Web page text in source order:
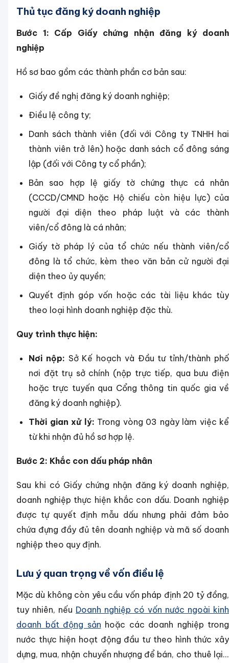
Thủ tục đăng ký doanh nghiệp
Bước 1: Cấp Giấy chứng nhận đăng ký doanh
nghiệp
Hồ sơ bao gồm các thành phần cơ bản sau:
Giấy đề nghị đăng ký doanh nghiệp;
Điều lệ công ty;
Danh sách thành viên (đối với Công ty TNHH hai
thành viên trở lên) hoặc danh sách cổ đông sáng
lập (đối với Công ty cổ phần);
Bản sao hợp lệ giấy tờ chứng thực cá nhân
(CCCD/CMND hoặc Hộ chiếu còn hiệu lực) của
người đại diện theo pháp luật và các thành
viên/cổ đông là cá nhân;
Giấy tờ pháp lý của tổ chức nếu thành viên/cổ
đông là tổ chức, kèm theo văn bản cử người đại
diện theo ủy quyền;
Quyết định góp vốn hoặc các tài liệu khác tùy
theo loại hình doanh nghiệp đặc thù.
Quy trình thực hiện:
Nơi nộp: Sở Kế hoạch và Đầu tư tỉnh/thành phố
nơi đặt trụ sở chính (nộp trực tiếp, qua bưu điện
hoặc trực tuyến qua Cổng thông tin quốc gia về
đăng ký doanh nghiệp).
Thời gian xử lý: Trong vòng 03 ngày làm việc kể
từ khi nhận đủ hồ sơ hợp lệ.
Bước 2: Khắc con dấu pháp nhân
Sau khi có Giấy chứng nhận đăng ký doanh nghiệp,
doanh nghiệp thực hiện khắc con dấu. Doanh nghiệp
được tự quyết định mẫu dấu nhưng phải đảm bảo
chứa đựng đầy đủ tên doanh nghiệp và mã số doanh
nghiệp theo quy định.
Lưu ý quan trọng về vốn điều lệ
Mặc dù không còn yêu cầu vốn pháp định 20 tỷ đồng,
tuy nhiên, nếu Doanh nghiệp có vốn nước ngoài kinh
doanh bất động sản hoặc các doanh nghiệp trong
nước thực hiện hoạt động đầu tư theo hình thức xây
dựng, mua, nhận chuyển nhượng để bán, cho thuê lại...